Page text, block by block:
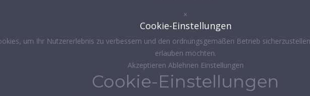
×
Cookie-Einstellungen
um Ihr Nutzererlebnis zu verbessern und den ordnungsgemäßen Betrieb
erlauben möchten.
Akzeptieren Ablehnen Einstellungen
Cookie-Einstellungen